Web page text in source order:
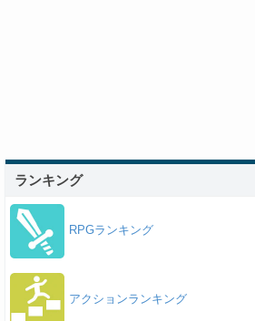
ランキング
RPGランキング
アクションランキング